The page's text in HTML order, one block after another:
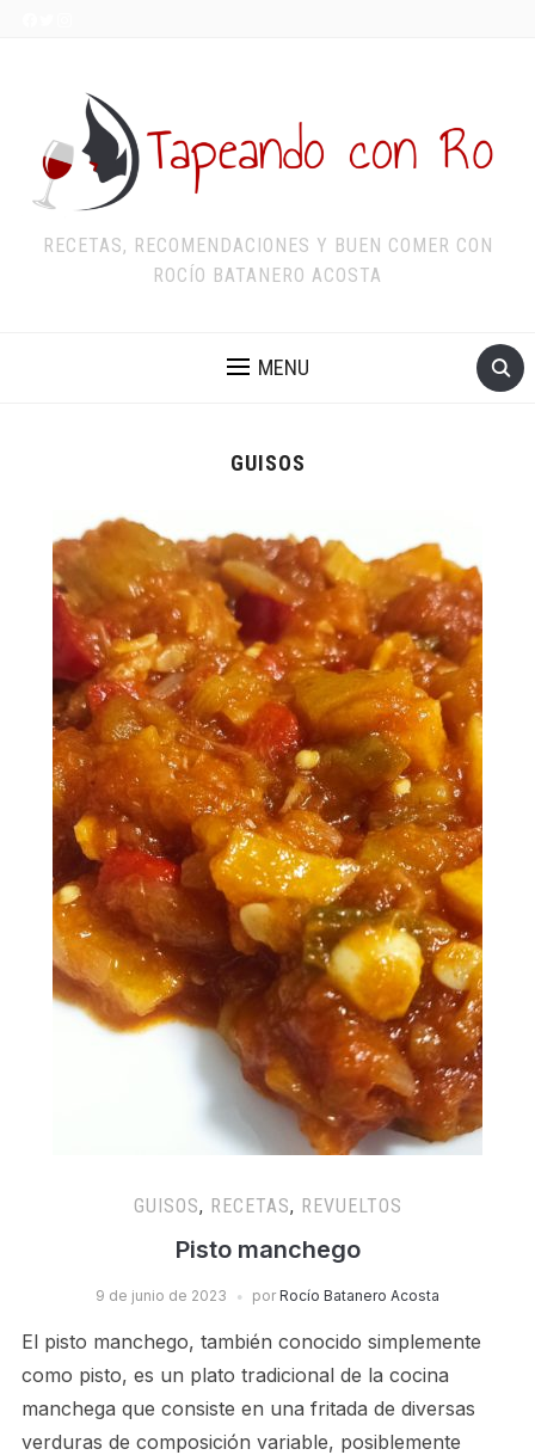
RECETAS, RECOMENDACIONES Y BUEN COMER CON
ROCÍO BATANERO ACOSTA
MENU
GUISOS
GUISOS, RECETAS, REVUELTOS
Pisto manchego
9 de junio de 2023 por Rocío Batanero Acosta
El pisto manchego, también conocido simplemente
como pisto, es un plato tradicional de la cocina
manchega que consiste en una fritada de diversas
verduras de composición variable, posiblemente